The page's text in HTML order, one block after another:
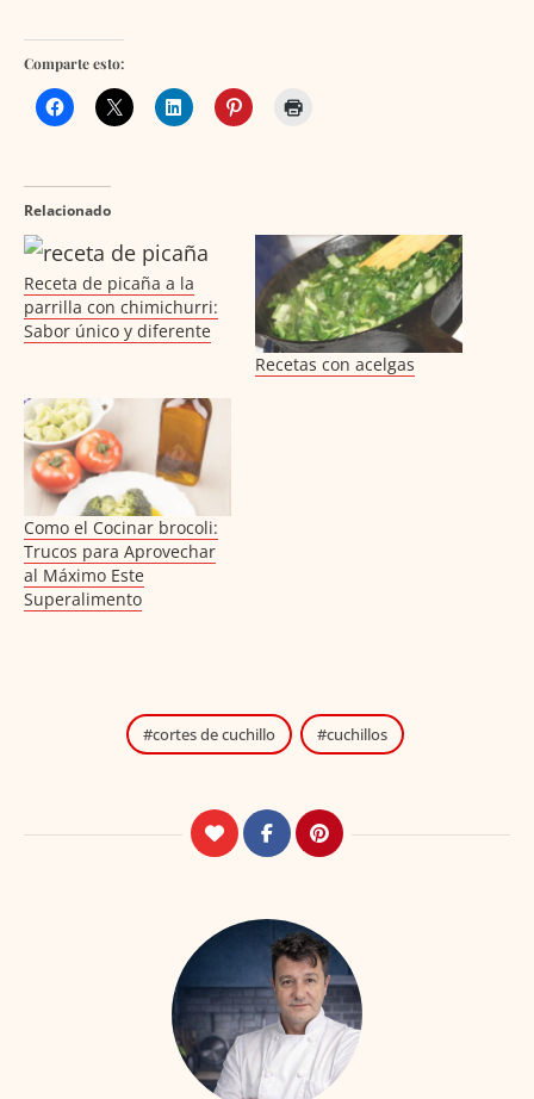
Comparte esto:
Relacionado
Receta de picaña a la
parrilla con chimichurri:
Sabor único y diferente
Recetas con acelgas
Como el Cocinar brocoli:
Trucos para Aprovechar
al Máximo Este
Superalimento
cortes de cuchillo cuchillos